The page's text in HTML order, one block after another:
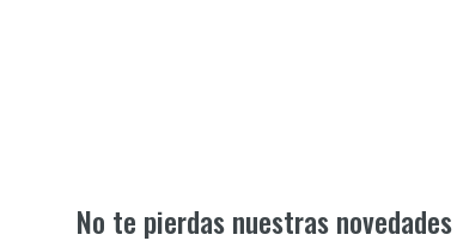
No te pierdas nuestras novedades